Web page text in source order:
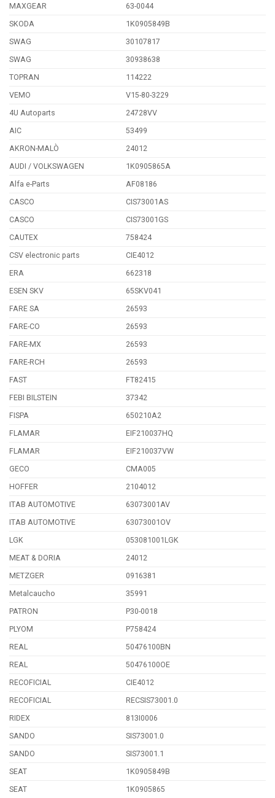
MAXGEAR
63-0044
SKODA
1K0905849B
SWAG
30107817
SWAG
30938638
TOPRAN
114222
VEMO
V15-80-3229
4U Autoparts
24728VV
AIC
53499
AKRON-MALÒ
24012
AUDI / VOLKSWAGEN
1K0905865A
Alfa e-Parts
AF08186
CASCO
CIS73001AS
CASCO
CIS73001GS
CAUTEX
758424
CSV electronic parts
CIE4012
ERA
662318
ESEN SKV
65SKV041
FARE SA
26593
FARE-CO
26593
FARE-MX
26593
FARE-RCH
26593
FAST
FT82415
FEBI BILSTEIN
37342
FISPA
650210A2
FLAMAR
EIF210037HQ
FLAMAR
EIF210037VW
GECO
CMA005
HOFFER
2104012
ITAB AUTOMOTIVE
63073001AV
ITAB AUTOMOTIVE
63073001OV
LGK
053081001LGK
MEAT & DORIA
24012
METZGER
0916381
Metalcaucho
35991
PATRON
P30-0018
PLYOM
P758424
REAL
50476100BN
REAL
50476100OE
RECOFICIAL
CIE4012
RECOFICIAL
RECSIS73001.0
RIDEX
813I0006
SANDO
SIS73001.0
SANDO
SIS73001.1
SEAT
1K0905849B
SEAT
1K0905865